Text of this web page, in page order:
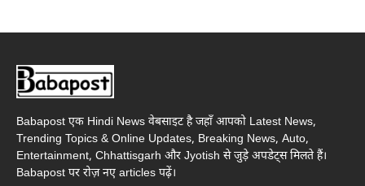
Babapost एक Hindi News वेबसाइट है जहाँ आपको Latest News,
Trending Topics & Online Updates, Breaking News, Auto,
Entertainment, Chhattisgarh और Jyotish से जुड़े अपडेट्स मिलते हैं।
Babapost पर रोज़ नए articles पढ़ें।